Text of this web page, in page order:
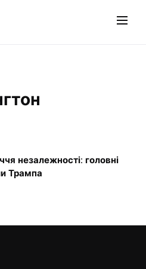
незалежності: головні
Трампа